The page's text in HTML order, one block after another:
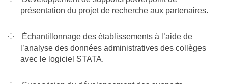
présentation du projet de recherche aux partenaires.
Échantillonnage des établissements à l’aide de
l’analyse des données administratives des collèges
avec le logiciel STATA.